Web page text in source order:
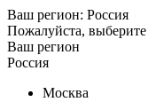
Ваш регион: Россия
Пожалуйста, выберите
Ваш регион
Россия
Москва